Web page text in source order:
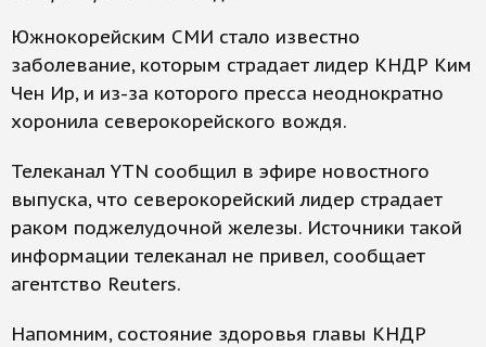
Южнокорейским СМИ стало известно
заболевание, которым страдает лидер КНДР Ким
Чен Ир, и из-за которого пресса неоднократно
хоронила северокорейского вождя.
Телеканал YTN сообщил в эфире новостного
выпуска, что северокорейский лидер страдает
раком поджелудочной железы. Источники такой
информации телеканал не привел, сообщает
агентство Reuters.
Напомним, состояние здоровья главы КНДР